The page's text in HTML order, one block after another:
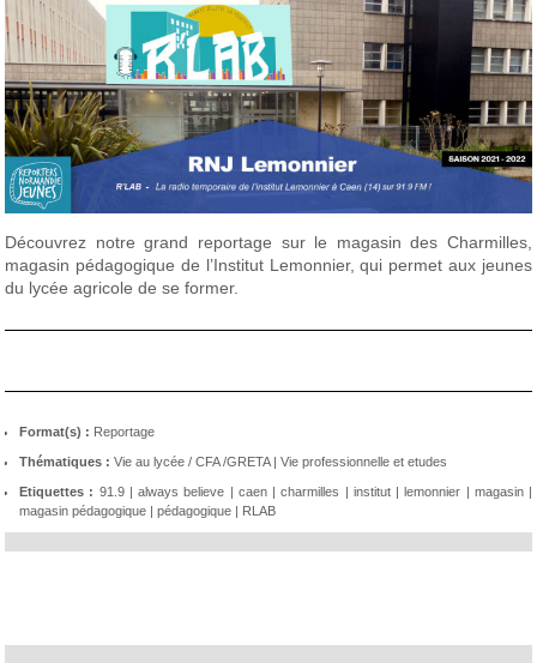
Découvrez notre grand reportage sur le magasin des Charmilles,
magasin pédagogique de l’Institut Lemonnier, qui permet aux jeunes
du lycée agricole de se former.
Format(s) : Reportage
Thématiques : Vie au lycée / CFA /GRETA| Vie professionnelle et etudes
Etiquettes : 91.9| always believe | caen|charmilles | institut|lemonnier | magasin|
magasin pédagogique | pédagogique | RLAB